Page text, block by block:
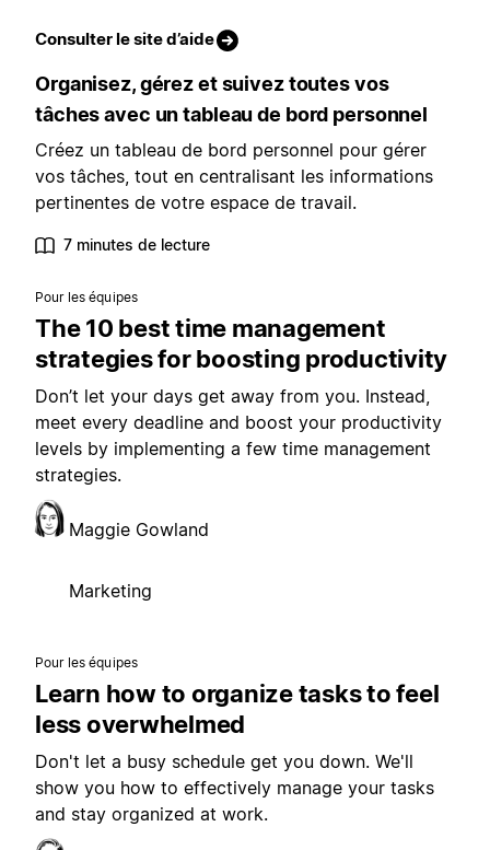
Consulter le site d’aide
Organisez, gérez et suivez toutes vos
tâches avec un tableau de bord personnel
Créez un tableau de bord personnel pour gérer
vos tâches, tout en centralisant les informations
pertinentes de votre espace de travail.
7 minutes de lecture
Pour les équipes
The 10 best time management
strategies for boosting productivity
Don’t let your days get away from you. Instead,
meet every deadline and boost your productivity
levels by implementing a few time management
strategies.
Maggie Gowland
Marketing
Pour les équipes
Learn how to organize tasks to feel
less overwhelmed
Don't let a busy schedule get you down. We'll
show you how to effectively manage your tasks
and stay organized at work.